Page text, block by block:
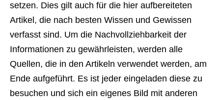
setzen. Dies gilt auch für die hier aufbereiteten
Artikel, die nach besten Wissen und Gewissen
verfasst sind. Um die Nachvollziehbarkeit der
Informationen zu gewährleisten, werden alle
Quellen, die in den Artikeln verwendet werden, am
Ende aufgeführt. Es ist jeder eingeladen diese zu
besuchen und sich ein eigenes Bild mit anderen